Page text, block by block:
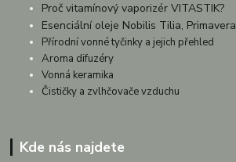
Proč vitamínový vaporizér VITASTIK?
Esenciální oleje Nobilis Tilia, Primavera
Přírodní vonné tyčinky a jejich přehled
Aroma difuzéry
Vonná keramika
Čističky a zvlhčovače vzduchu
Kde nás najdete